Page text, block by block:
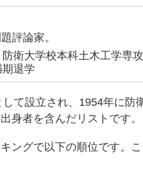
評論家。
衛大学校本科土木工学専
退学
て設立され、1954年に防
身者を含んだリストです。
ングで以下の順位です。